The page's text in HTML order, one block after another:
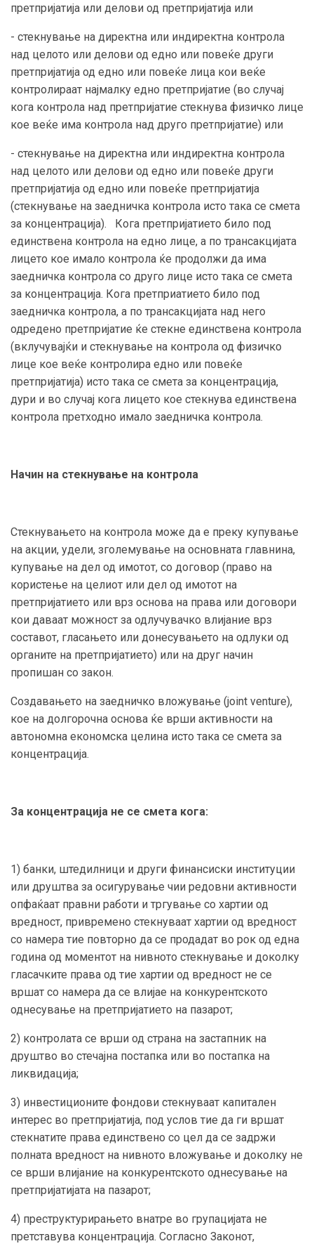
претпријатија или делови од претпријатија или
- стекнување на директна или индиректна контрола
над целото или делови од едно или повеќе други
претпријатија од едно или повеќе лица кои веќе
контролираат најмалку едно претпријатие (во случај
кога контрола над претпријатие стекнува физичко лице
кое веќе има контрола над друго претпријатие) или
- стекнување на директна или индиректна контрола
над целото или делови од едно или повеќе други
претпријатија од едно или повеќе претпријатија
(стекнување на заедничка контрола исто така се смета
за концентрација). Кога претпријатието било под
единствена контрола на едно лице, а по трансакцијата
лицето кое имало контрола ќе продолжи да има
заедничка контрола со друго лице исто така се смета
за концентрација. Кога претприатието било под
заедничка контрола, а по трансакцијата над него
одредено претпријатие ќе стекне единствена контрола
(вклучувајќи и стекнување на контрола од физичко
лице кое веќе контролира едно или повеќе
претпријатија) исто така се смета за концентрација,
дури и во случај кога лицето кое стекнува единствена
контрола претходно имало заедничка контрола.
Начин на стекнување на контрола
Стекнувањето на контрола може да е преку купување
на акции, удели, зголемување на основната главнина,
купување на дел од имотот, со договор (право на
користење на целиот или дел од имотот на
претпријатието или врз основа на права или договори
кои даваат можност за одлучувачко влијание врз
составот, гласањето или донесувањето на одлуки од
органите на претпријатието) или на друг начин
пропишан со закон.
Создавањето на заедничко вложување (joint venture),
кое на долгорочна основа ќе врши активности на
автономна економска целина исто така се смета за
концентрација.
За концентрација не се смета кога:
1) банки, штедилници и други финансиски институции
или друштва за осигурување чии редовни активности
опфаќаат правни работи и тргување со хартии од
вредност, привремено стекнуваат хартии од вредност
со намера тие повторно да се продадат во рок од една
година од моментот на нивното стекнување и доколку
гласачките права од тие хартии од вредност не се
вршат со намера да се влијае на конкурентското
однесување на претпријатието на пазарот;
2) контролата се врши од страна на застапник на
друштво во стечајна постапка или во постапка на
ликвидација;
3) инвестиционите фондови стекнуваат капитален
интерес во претпријатија, под услов тие да ги вршат
стекнатите права единствено со цел да се задржи
полната вредност на нивното вложување и доколку не
се врши влијание на конкурентското однесување на
претпријатијата на пазарот;
4) преструктурирањето внатре во групацијата не
претставува концентрација. Согласно Законот,